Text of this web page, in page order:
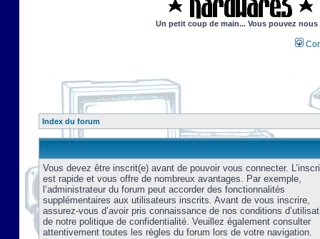
Un petit coup de main... Vous pouvez
Index du forum
Vous devez être inscrit(e) avant de pouvoir vous connecter.
est rapide et vous offre de nombreux avantages. Par exemple,
l’administrateur du forum peut accorder des fonctionnalités
supplémentaires aux utilisateurs inscrits. Avant de vous inscrire,
assurez-vous d’avoir pris connaissance de nos conditions
de notre politique de confidentialité. Veuillez également consulter
attentivement toutes les règles du forum lors de votre navigation.